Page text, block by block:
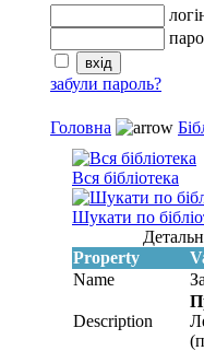
забули пароль?
Головна
Вся бібліотека
Шукати по
Property
Name
Description